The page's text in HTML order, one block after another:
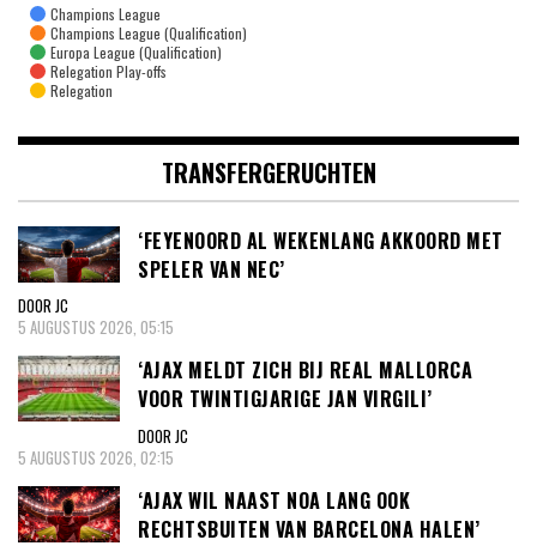
Champions League
Champions League (Qualification)
Europa League (Qualification)
Relegation Play-offs
Relegation
TRANSFERGERUCHTEN
‘FEYENOORD AL WEKENLANG AKKOORD MET
SPELER VAN NEC’
DOOR JC
5 AUGUSTUS 2026, 05:15
‘AJAX MELDT ZICH BIJ REAL MALLORCA
VOOR TWINTIGJARIGE JAN VIRGILI’
DOOR JC
5 AUGUSTUS 2026, 02:15
‘AJAX WIL NAAST NOA LANG OOK
RECHTSBUITEN VAN BARCELONA HALEN’